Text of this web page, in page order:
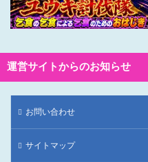
運営サイトからのお知らせ
お問い合わせ
サイトマップ